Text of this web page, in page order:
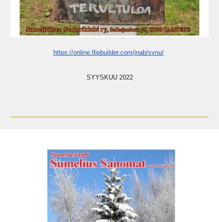
https://online.flipbuilder.com/jnab/svnu/
SYYSKUU 2022